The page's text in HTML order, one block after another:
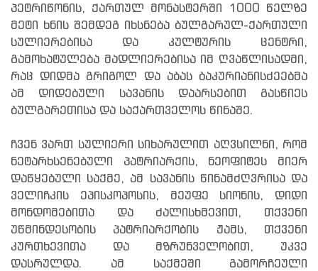
პეტრიწონის, ქართულ მონასტერში 1000 წელზე
მეტი ხნის შემდეგ იხსნება ბულგარულ-ქართული
სულიერებისა და კულტურის ცენტრი,
გამოხატულება მადლიერებისა იმ ღვაწლისადმი,
რაც დიდმა გრიგოლ და აბას ბაკურიანისძეებმა
ამ დიდებული სავანის დაარსებით გასწიეს
ბულგარეთისა და საქართველოს წინაშე.
ჩვენ ვართ სულიერი სიხარულით აღვსილნი, რომ
ნეტარხსენებული პატრიარქის, ნეოფიტეს მიერ
დაწყებული საქმე, ამ სავანის წინამძღვრისა და
ველიჩკის ეპისკოპოსის, მეუფე სიონის, დიდი
მონდომებითა და ძალისხმევით, თქვენი
უწმინდესობის პატრიარქობის ჟამს, თქვენი
კურთხევითა და მზრუნველობით, უკვე
დასრულდა. ამ საქმეში გამორჩეული